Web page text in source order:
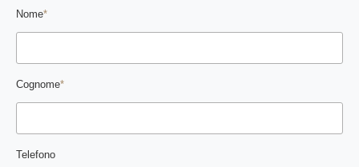
Nome*
Cognome*
Telefono